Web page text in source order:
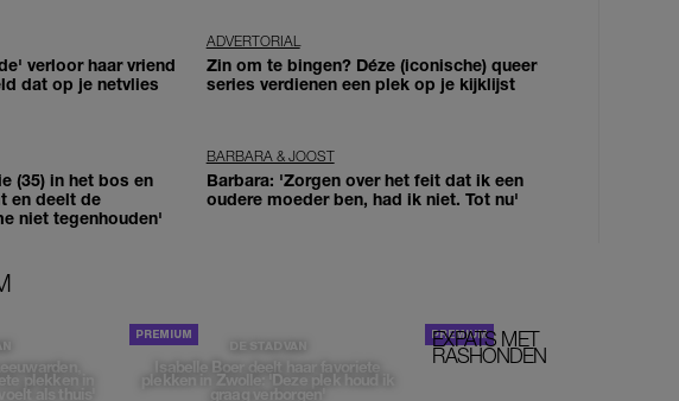
verloor haar vriend
dat op je netvlies
ADVERTORIAL
Zin om te bingen? Déze (iconische) queer
series verdienen een plek op je kijklijst
(35) in het bos en
en deelt de
niet tegenhouden'
BARBARA & JOOST
Barbara: 'Zorgen over het feit dat ik een
oudere moeder ben, had ik niet. Tot nu'
plekken in
als thuis'
DE STAD VAN
Isabelle Boer deelt haar favoriete
plekken in Zwolle: 'Deze plek houd ik
graag verborgen'
EXPATS MET
RASHONDEN